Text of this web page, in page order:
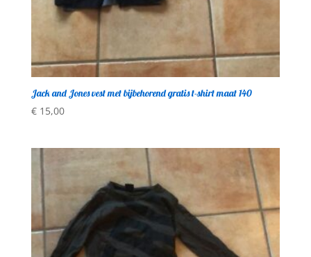
Jack and Jones vest met bijbehorend gratis t-shirt maat 140
€15,00